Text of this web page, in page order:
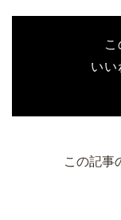
いい
この記事